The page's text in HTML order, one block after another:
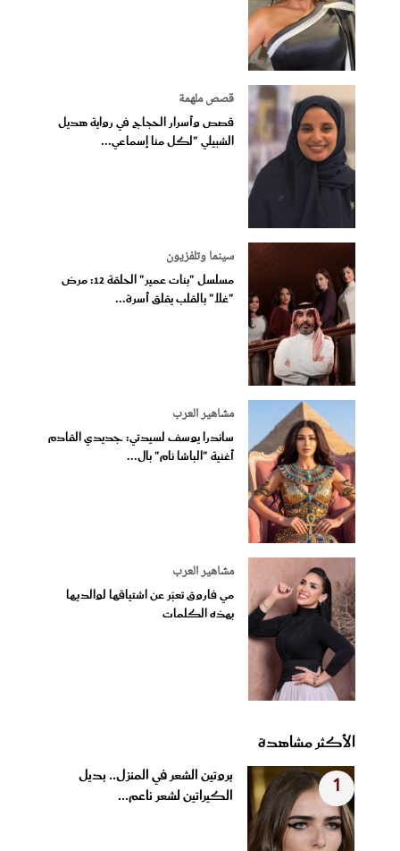
قصص ملهمة
قصص وأسرار الحجاج في رواية هديل
الشبيلي "لكل منا إسماعي...
سينما وتلفزيون
مسلسل "بنات عمير" الحلقة 12: مرض
"غلا" بالقلب يقلق أسرة...
مشاهير العرب
ساندرا يوسف لسيدتي: جديدي القادم
أغنية "الباشا نام" بال...
مشاهير العرب
مي فاروق تعبّر عن اشتياقها لوالديها
بهذه الكلمات
الأكثر مشاهدة
1
بروتين الشعر في المنزل.. بديل
الكيراتين لشعر ناعم...